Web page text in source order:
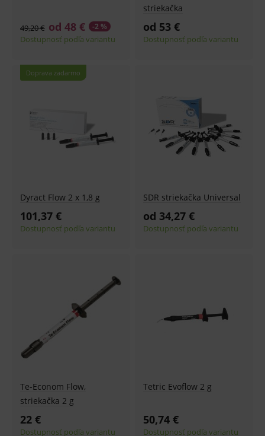
od 48 €
49,20 € -2 %
Dostupnosť podľa variantu
striekačka
od 53 €
Dostupnosť podľa variantu
Doprava zadarmo
Dyract Flow 2 x 1,8 g
101,37 €
Dostupnosť podľa variantu
SDR striekačka Universal
od 34,27 €
Dostupnosť podľa variantu
Te-Econom Flow,
striekačka 2 g
22 €
Dostupnosť podľa variantu
Tetric Evoflow 2 g
50,74 €
Dostupnosť podľa variantu